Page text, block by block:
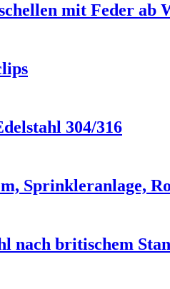
mit Feder ab
304/316
Sprinkleranlage,
nach britischem